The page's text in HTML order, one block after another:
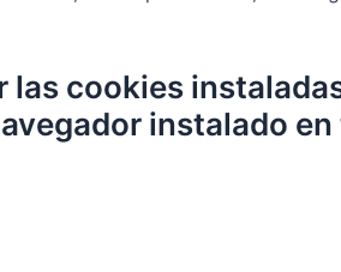
cookies
instalado en